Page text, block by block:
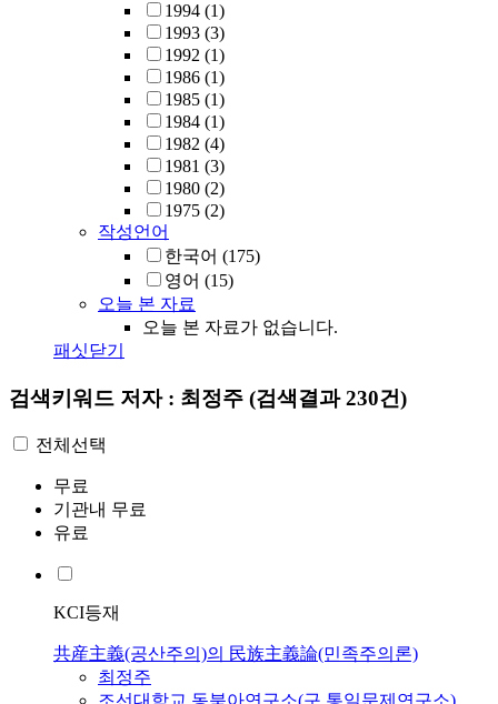
1994 (1)
1993 (3)
1992 (1)
1986 (1)
1985 (1)
1984 (1)
1982 (4)
1981 (3)
1980 (2)
1975 (2)
작성언어
한국어 (175)
영어 (15)
오늘 본 자료
오늘 본 자료가 없습니다.
패싯닫기
검색키워드 저자 : 최정주 (검색결과 230건)
전체선택
무료
기관내 무료
유료
KCI등재
共産主義(공산주의)의 民族主義論(민족주의론)
최정주